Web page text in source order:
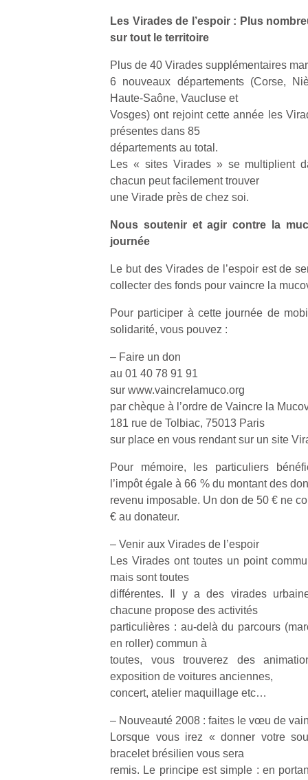
Les Virades de l’espoir : Plus
sur tout le territoire
Plus de 40 Virades supplémentaires
6 nouveaux départements (Corse,
Haute-Saône, Vaucluse et
Vosges) ont rejoint cette année les
présentes dans 85
départements au total.
Les « sites Virades » se multiplient
chacun peut facilement trouver
une Virade près de chez soi.
Nous soutenir et agir contre la
journée
Le but des Virades de l’espoir est de
collecter des fonds pour vaincre la
Pour participer à cette journée de
solidarité, vous pouvez :
– Faire un don
au 01 40 78 91 91
sur www.vaincrelamuco.org
par chèque à l’ordre de Vaincre la
181 rue de Tolbiac, 75013 Paris
sur place en vous rendant sur un site
Pour mémoire, les particuliers
l’impôt égale à 66 % du montant des
revenu imposable. Un don de 50 € ne
€ au donateur.
– Venir aux Virades de l’espoir
Les Virades ont toutes un point
mais sont toutes
différentes. Il y a des virades
chacune propose des activités
particulières : au-delà du parcours
en roller) commun à
toutes, vous trouverez des
exposition de voitures anciennes,
concert, atelier maquillage etc…
– Nouveauté 2008 : faites le vœu de
Lorsque vous irez « donner votre
bracelet brésilien vous sera
remis. Le principe est simple : en
…
NextGen,
nouvelle
enfants
débordent
souvent
d’énergie.
occupations
n’est pas
toujours
simple.
Conjuguer
activité
physique
ou
Des
trampolines
les petits !
Durant les
estivales
rêvée
pour les
enfants
de…
de